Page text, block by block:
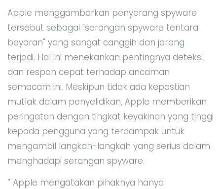
Apple menggambarkan penyerang spyware
tersebut sebagai "serangan spyware tentara
bayaran" yang sangat canggih dan jarang
terjadi. Hal ini menekankan pentingnya deteksi
dan respon cepat terhadap ancaman
semacam ini. Meskipun tidak ada kepastian
mutlak dalam penyelidikan, Apple memberikan
peringatan dengan tingkat keyakinan yang tinggi
kepada pengguna yang terdampak untuk
mengambil langkah-langkah yang serius dalam
menghadapi serangan spyware.
” Apple mengatakan pihaknya hanya